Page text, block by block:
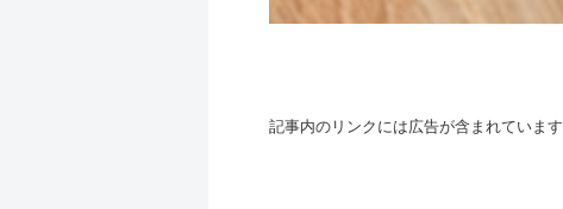
記事内のリンクには広告が含まれています